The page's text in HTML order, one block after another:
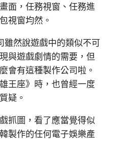
面，任務視窗、任務進
視窗均然。
然說遊戲中的類似不可
與遊戲劇情的需要，但
會有這種製作公司啦。
王座》時，也曾經一度
疑。
抓圖，看了應當覺得似
製作的任何電子娛樂產